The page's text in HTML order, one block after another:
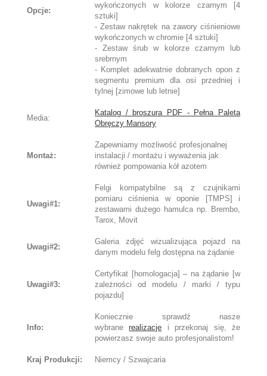
Opcje:
wykończonych w kolorze czarnym [4
sztuki]
- Zestaw nakrętek na zawory ciśnieniowe
wykończonych w chromie [4 sztuki]
- Zestaw śrub w kolorze czarnym lub
srebrnym
- Komplet adekwatnie dobranych opon z
segmentu premium dla osi przedniej i
tylnej [zimowe lub letnie]
Media:
Katalog / broszura PDF - Pełna Paleta
Obręczy Mansory
Montaż:
Zapewniamy możliwość profesjonalnej
instalacji / montażu i wyważenia jak
również pompowania kół azotem
Uwagi#1:
Felgi kompatybilne są z czujnikami
pomiaru ciśnienia w oponie [TMPS] i
zestawami dużego hamulca np. Brembo,
Tarox, Movit
Uwagi#2:
Galeria zdjęć wizualizująca pojazd na
danym modelu felg dostępna na żądanie
Uwagi#3:
Certyfikat [homologacja] – na żądanie [w
zależności od modelu / marki / typu
pojazdu]
Info:
Koniecznie sprawdź nasze
wybranerealizacje i przekonaj się, że
powierzasz swoje auto profesjonalistom!
Kraj Produkcji: Niemcy / Szwajcaria